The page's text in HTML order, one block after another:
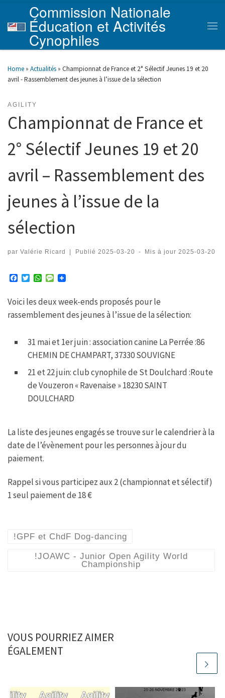
Skip to content
Commission Nationale
Éducation et Activités
Cynophiles
Home » Actualités » Championnat de France et 2° Sélectif Jeunes 19 et 20
avril - Rassemblement des jeunes à l’issue de la sélection
AGILITY
Championnat de France et
2° Sélectif Jeunes 19 et 20
avril – Rassemblement des
jeunes à l’issue de la
sélection
par Valérie Ricard Publié 2025-03-20 - Mis à jour 2025-03-20
e
o
T
t
e
W
t
A
M
s
g
Voici les deux week-ends proposés pour le
rassemblement des jeunes à l’issue de la sélection:
31 mai et 1er juin : association canine La Perrée :86
CHEMIN DE CHAMPART, 37330 SOUVIGNE
21 et 22 juin: club cynophile de St Doulchard :Route
de Vouzeron « Ravenaise » 18230 SAINT
DOULCHARD
La liste des jeunes engagés se trouve sur le calendrier à la
date de l’évènement pour les personnes à jour du
paiement.
Rappel si vous participez aux 2 (championnat et sélectif)
1 seul paiement de 18 €
!GPF et ChdF Dog-dancing
!JOAWC - Junior Open Agility World
Championship
VOUS POURRIEZ AIMER
ÉGALEMENT